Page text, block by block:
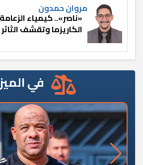
مروان حمدون
«ناصر».. كيمياء
الكاريزما وتقشف الثائر
في